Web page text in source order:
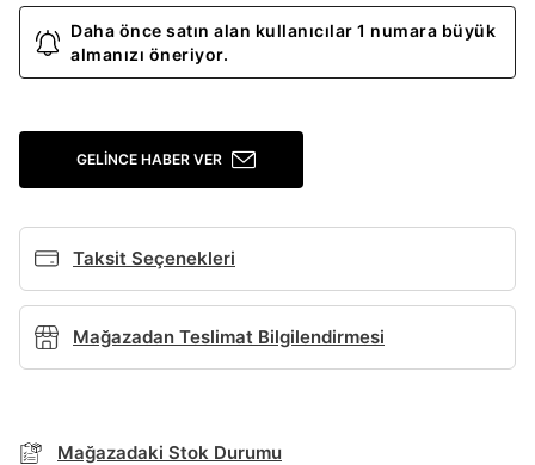
Daha önce satın alan kullanıcılar 1 numara büyük
almanızı öneriyor.
GELINCE HABER VER
Taksit Seçenekleri
Mağazadan Teslimat Bilgilendirmesi
Mağazadaki Stok Durumu
BEDEN TABLOSU
göster
Şifremi Unuttum
Soyad*
Telefon Numarası*